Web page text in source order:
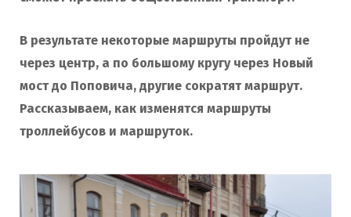
В результате некоторые маршруты пройдут не
через центр, а по большому кругу через Новый
мост до Поповича, другие сократят маршрут.
Рассказываем, как изменятся маршруты
троллейбусов и маршруток.